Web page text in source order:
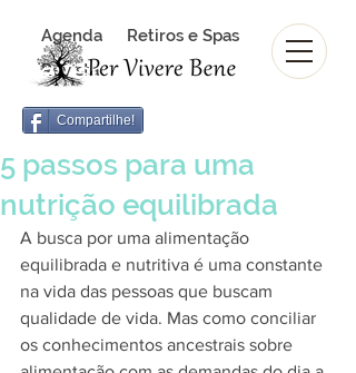
Agenda
Revista
Retiros e Spas
Revista Per Vivere Bene
Compartilhe!
5 passos para uma
nutrição equilibrada
A busca por uma alimentação
equilibrada e nutritiva é uma constante
na vida das pessoas que buscam
qualidade de vida. Mas como conciliar
os conhecimentos ancestrais sobre